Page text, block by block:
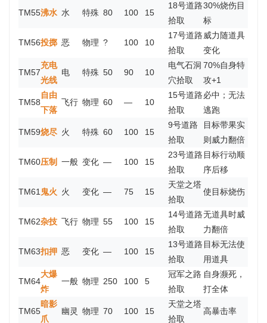
TM55沸水 水 特殊 80 100 15
18号道路
拾取
30%烧伤目
标
TM56投掷 恶 物理 ? 100 10
17号道路
拾取
威力随道具
变化
TM57
充电
光线
电 特殊 50 90 10
电气石洞
穴拾取
70%自身特
攻+1
TM58
自由
下落
飞行 物理 60 — 10
15号道路
拾取
必中；无法
逃跑
TM59烧尽 火 特殊 60 100 15
9号道路
拾取
目标带果实
则威力翻倍
TM60压制 一般 变化 — 100 15
23号道路
拾取
目标行动顺
序后移
TM61 鬼火 火 变化 — 75 15
天堂之塔
拾取
使目标烧伤
TM62杂技 飞行 物理 55 100 15
14号道路
拾取
无道具时威
力翻倍
TM63扣押 恶 变化 — 100 15
13号道路
拾取
目标无法使
用道具
TM64
大爆
炸
一般 物理 250 100 5
冠军之路
拾取
自身濒死，
打全体
TM65
暗影
爪
幽灵 物理 70 100 15
天堂之塔
拾取
高暴击率